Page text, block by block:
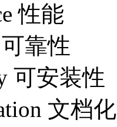
性能
靠性
可安装性
文档化